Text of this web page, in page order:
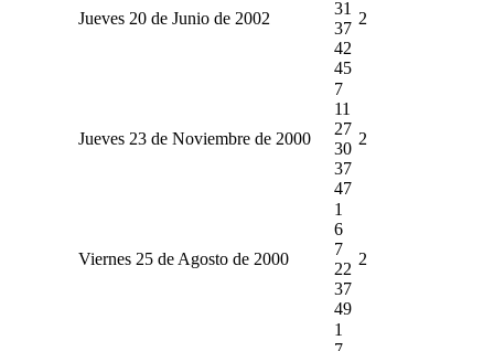
Jueves 20 de Junio de 2002
31
37
42
45
2
Jueves 23 de Noviembre de 2000
7
11
27
30
37
47
2
Viernes 25 de Agosto de 2000
1
6
7
22
37
49
2
1